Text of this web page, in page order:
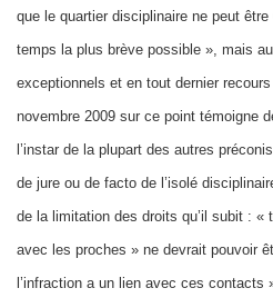
que le quartier disciplinaire ne peut
temps la plus brève possible », mais
exceptionnels et en tout dernier
novembre 2009 sur ce point témoigne
l’instar de la plupart des autres
de jure ou de facto de l’isolé
de la limitation des droits qu’il subit :
avec les proches » ne devrait pouvoir
l’infraction a un lien avec ces contacts